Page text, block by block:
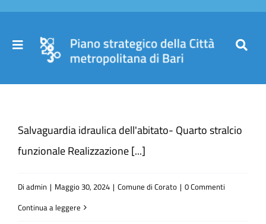
Salta
contenuto
Toggle
Il Piano
Salvaguardia idraulica dell'abitato- Quarto stralcio
funzionale Realizzazione [...]
Di admin | Maggio 30, 2024 | Comune di Corato | 0 Commenti
Continua a leggere